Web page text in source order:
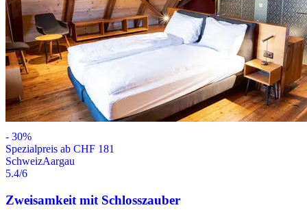
- 30%
Spezialpreis ab CHF 181
SchweizAargau
5.4/6
Zweisamkeit mit Schlosszauber